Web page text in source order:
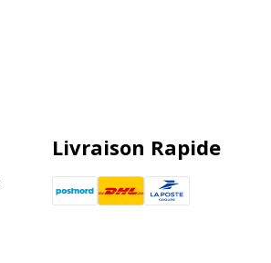
Livraison Rapide